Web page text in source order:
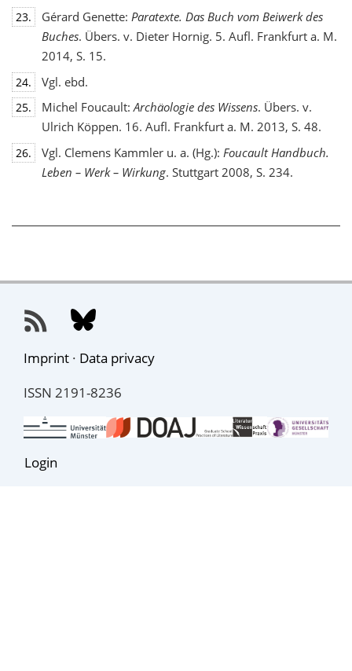
23. Gérard Genette: Paratexte. Das Buch vom Beiwerk des
Buches. Übers. v. Dieter Hornig. 5. Aufl. Frankfurt a. M.
2014, S. 15.
24. Vgl. ebd.
25. Michel Foucault:Archäologie des Wissens. Übers. v.
Ulrich Köppen. 16. Aufl. Frankfurt a. M. 2013, S. 48.
26. Vgl. Clemens Kammler u. a. (Hg.): Foucault Handbuch.
Leben – Werk – Wirkung. Stuttgart 2008, S. 234.
Imprint · Data privacy
ISSN 2191-8236
Login